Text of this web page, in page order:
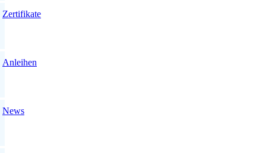
Zertifikate
Anleihen
News